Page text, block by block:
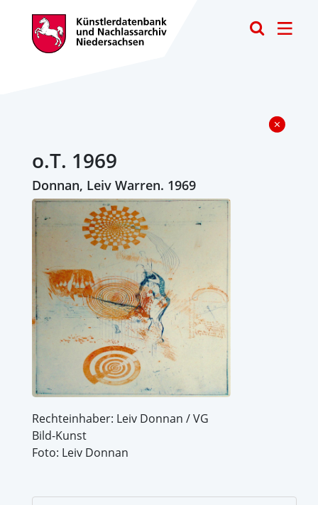
o.T. 1969
Donnan, Leiv Warren. 1969
Rechteinhaber: Leiv Donnan / VG
Bild-Kunst
Foto: Leiv Donnan